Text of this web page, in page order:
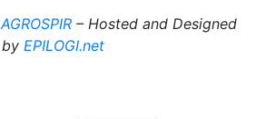
AGROSPIR – Hosted and Designed
by EPILOGI.net